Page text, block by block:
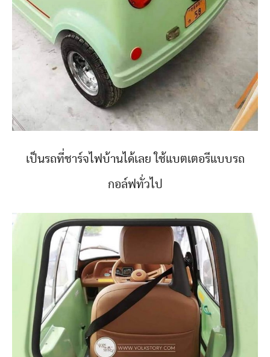
เป็นรถที่ชาร์จไฟบ้านได้เลย ใช้แบตเตอรีแบบรถ
กอล์ฟทั่วไป